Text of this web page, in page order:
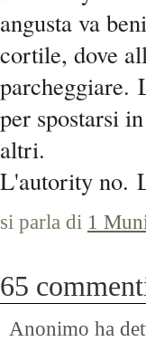
angusta va
cortile, dove
parcheggiare.
per spostarsi
altri.
L'autority no.
si parla di 1
65
Anonimo ha